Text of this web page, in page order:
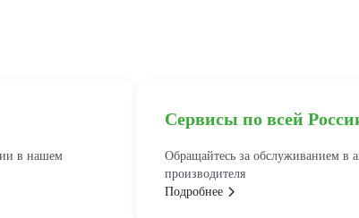
в нашем
Сервисы по всей
Обращайтесь за обслуживанием в
производителя
Подробнее